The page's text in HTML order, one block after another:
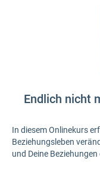
Endlich nicht
In diesem Onlinekurs
Beziehungsleben
und Deine